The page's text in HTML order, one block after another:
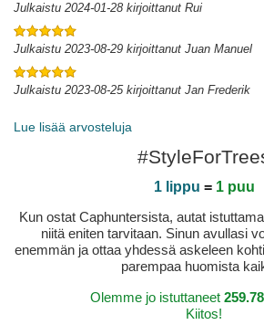
Julkaistu 2024-01-28 kirjoittanut Rui
Julkaistu 2023-08-29 kirjoittanut Juan Manuel
Julkaistu 2023-08-25 kirjoittanut Jan Frederik
Lue lisää arvosteluja
1 lippu = 1 puu
Kun ostat Caphuntersista, autat
niitä eniten tarvitaan. Sinun avullasi
enemmän ja ottaa yhdessä askeleen
parempaa huomista
Olemme jo istuttaneet
Kiitos!